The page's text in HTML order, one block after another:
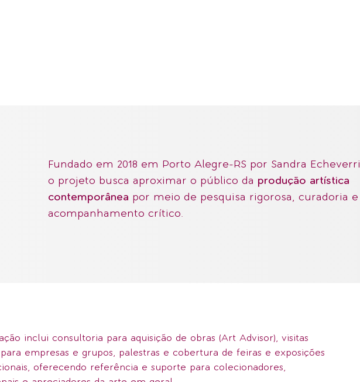
Fundado em 2018 em Porto Alegre-RS por Sandra
o projeto busca aproximar o público da produção artística
contemporânea por meio de pesquisa rigorosa, curadoria e
acompanhamento crítico.
inclui consultoria para aquisição de obras (Art Advisor), visitas
para empresas e grupos, palestras e cobertura de feiras e exposições
oferecendo referência e suporte para colecionadores,